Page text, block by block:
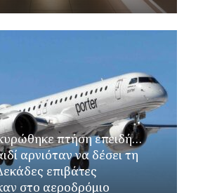
πτήση επειδή…
αρνιόταν να δέσει τη
επιβάτες
στο αεροδρόμιο